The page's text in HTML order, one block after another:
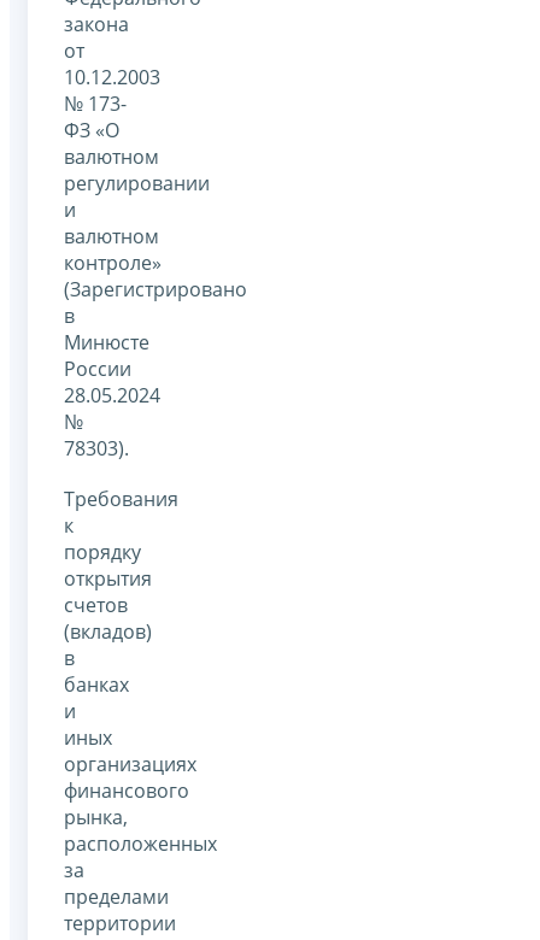
закона
от
10.12.2003
№ 173-
ФЗ «О
валютном
регулировании
и
валютном
контроле»
(Зарегистрировано
в
Минюсте
России
28.05.2024
№
78303).
Требования
к
порядку
открытия
счетов
(вкладов)
в
банках
и
иных
организациях
финансового
рынка,
расположенных
за
пределами
территории